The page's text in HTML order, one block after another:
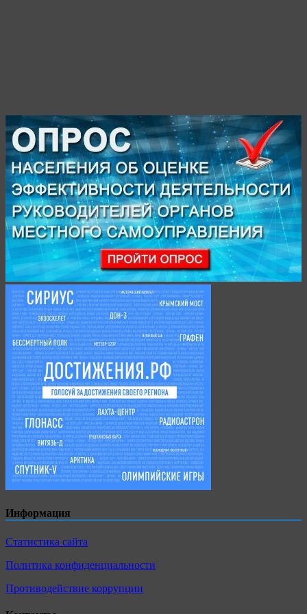
Информация
Статистика сайта
Политика конфиденциальности
Противодействие коррупции